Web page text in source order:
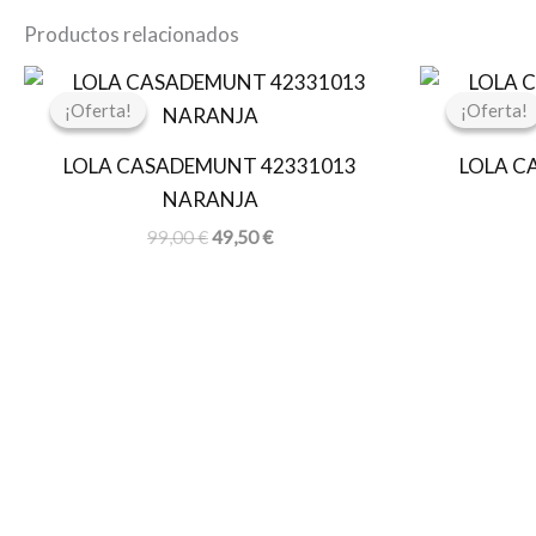
Productos relacionados
¡Oferta!
¡Oferta!
LOLA CASADEMUNT 42331013
NARANJA
99,00€
El
original
99,00 €.
49,50€
El
49,50 €.
¡Oferta!
¡Oferta!
LOLA